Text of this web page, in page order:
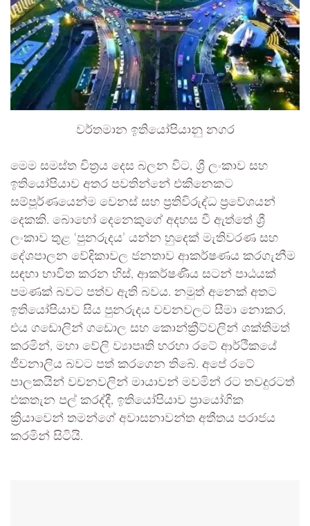
වර්තමාන ඉතියෝපියානු නගර
මෙම සමස්ත චිත්‍රය දෙස බලන විට, ශ්‍රී ලංකාව සහ
ඉතියෝපියාව අතර පවතින්නේ එකිනෙකට
සම්පූර්ණයෙන්ම වෙනස් සහ ප්‍රතිවිරුද්ධ ප්‍රවේශයන්
දෙකකි. බොහෝ දෙනෙකුගේ අදහස වී ඇත්තේ ශ්‍රී
ලංකාව තුළ ‘පුනරුදය’ යන්න හුදෙක් මැතිවරණ සහ
දේශපාලන වේදිකාවල ජනතාව ආකර්ෂණය කරගැනීම
සඳහා භාවිත කරන හිස්, ආකර්ෂණීය සටන් පාඨයක්
පමණක් බවට පත්ව ඇති බවය. නමුත් අනෙක් අතට
ඉතියෝපියාව සිය පුනරුදය වචනවලට සීමා නොකර,
එය ගඩොලින් ගඩොල සහ කොන්ක්‍රීට්වලින් ශක්තිමත්
කරමින්, මහා වේලි ව්‍යාපෘති හරහා රටේ ආර්ථිකයේ
ජීවනාලිය බවට පත් කරගෙන තිබේ. අපේ රටේ
පාලකයින් වචනවලින් මායාවන් මවමින් රට තවදුරටත්
එකතැන පල් කරද්දී, ඉතියෝපියාව ප්‍රායෝගික
ක්‍රියාවෙන් තමන්ගේ අවාසනාවන්ත අතීතය පරාජය
කරමින් සිටියි.